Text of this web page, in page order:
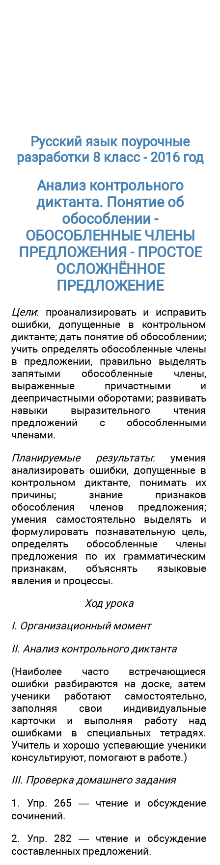
Русский язык поурочные
разработки 8 класс - 2016 год
Анализ контрольного
диктанта. Понятие об
обособлении -
ОБОСОБЛЕННЫЕ ЧЛЕНЫ
ПРЕДЛОЖЕНИЯ - ПРОСТОЕ
ОСЛОЖНЁННОЕ
ПРЕДЛОЖЕНИЕ
Цели: проанализировать и исправить
ошибки, допущенные в контрольном
диктанте; дать понятие об обособлении;
учить определять обособленные члены
в предложении, правильно выделять
запятыми обособленные члены,
выраженные причастными и
деепричастными оборотами; развивать
навыки выразительного чтения
предложений с обособленными
членами.
Планируемые результаты: умения
анализировать ошибки, допущенные в
контрольном диктанте, понимать их
причины; знание признаков
обособления членов предложения;
умения самостоятельно выделять и
формулировать познавательную цель,
определять обособленные члены
предложения по их грамматическим
признакам, объяснять языковые
явления и процессы.
Ход урока
I. Организационный момент
II. Анализ контрольного диктанта
(Наиболее часто встречающиеся
ошибки разбираются на доске, затем
ученики работают самостоятельно,
заполняя свои индивидуальные
карточки и выполняя работу над
ошибками в специальных тетрадях.
Учитель и хорошо успевающие ученики
консультируют, помогают в работе.)
III. Проверка домашнего задания
1. Упр. 265 — чтение и обсуждение
сочинений.
2. Упр. 282 — чтение и обсуждение
составленных предложений.